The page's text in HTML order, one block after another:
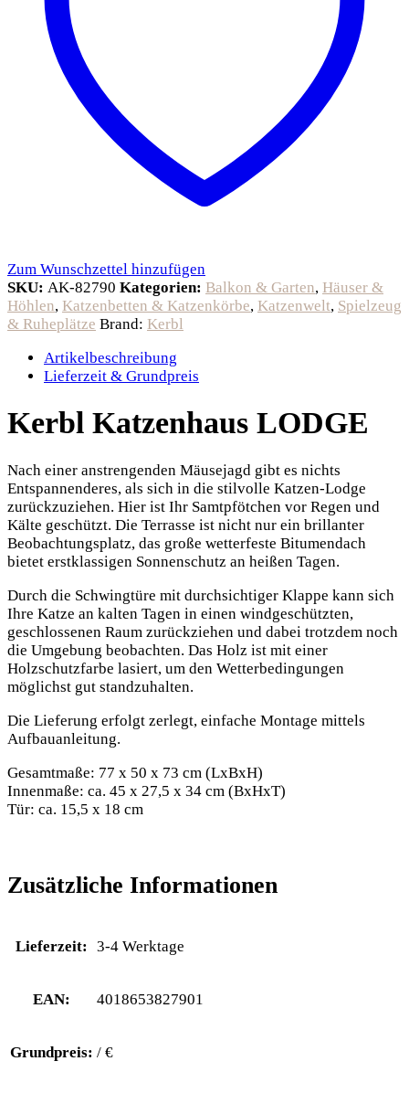
Zum Wunschzettel hinzufügen
SKU: AK-82790 Kategorien: Balkon & Garten, Häuser &
Höhlen, Katzenbetten & Katzenkörbe, Katzenwelt, Spielzeug
& Ruheplätze Brand: Kerbl
Artikelbeschreibung
Lieferzeit & Grundpreis
Kerbl Katzenhaus LODGE
Nach einer anstrengenden Mäusejagd gibt es nichts
Entspannenderes, als sich in die stilvolle Katzen-Lodge
zurückzuziehen. Hier ist Ihr Samtpfötchen vor Regen und
Kälte geschützt. Die Terrasse ist nicht nur ein brillanter
Beobachtungsplatz, das große wetterfeste Bitumendach
bietet erstklassigen Sonnenschutz an heißen Tagen.
Durch die Schwingtüre mit durchsichtiger Klappe kann sich
Ihre Katze an kalten Tagen in einen windgeschützten,
geschlossenen Raum zurückziehen und dabei trotzdem noch
die Umgebung beobachten. Das Holz ist mit einer
Holzschutzfarbe lasiert, um den Wetterbedingungen
möglichst gut standzuhalten.
Die Lieferung erfolgt zerlegt, einfache Montage mittels
Aufbauanleitung.
Gesamtmaße: 77 x 50 x 73 cm (LxBxH)
Innenmaße: ca. 45 x 27,5 x 34 cm (BxHxT)
Tür: ca. 15,5 x 18 cm
Zusätzliche Informationen
Lieferzeit: 3-4 Werktage
EAN: 4018653827901
Grundpreis: / €